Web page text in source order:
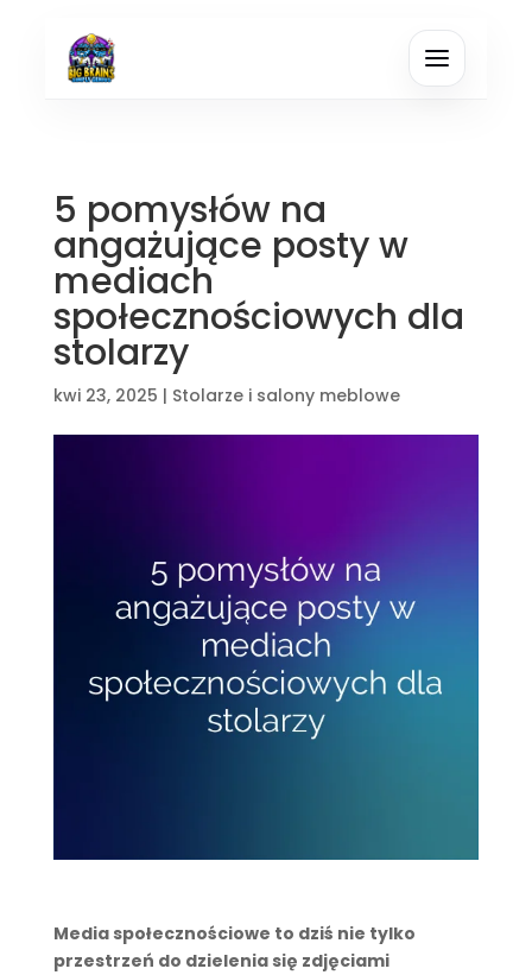
5 pomysłów na
angażujące posty w
mediach
społecznościowych dla
stolarzy
kwi 23, 2025 | Stolarze i salony meblowe
Media społecznościowe to dziś nie tylko
przestrzeń do dzielenia się zdjęciami